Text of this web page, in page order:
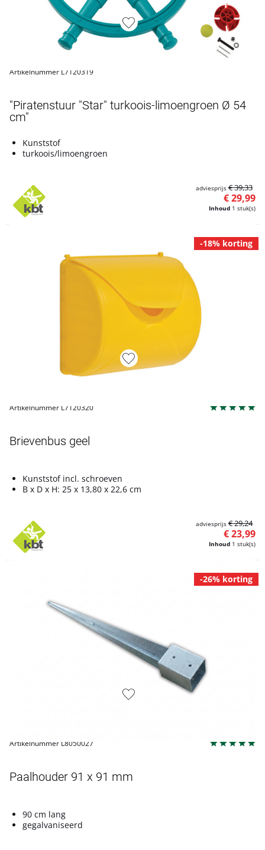
Artikelnummer L7120319
"Piratenstuur "Star" turkoois-limoengroen Ø 54
cm"
Kunststof
turkoois/limoengroen
Inhoud 1 stuk(s)
€ 29,99
adviesprijs € 39,33
-18% korting
Artikelnummer L7120320
Brievenbus geel
Kunststof incl. schroeven
B x D x H: 25 x 13,80 x 22,6 cm
Inhoud 1 stuk(s)
€ 23,99
adviesprijs € 29,24
-26% korting
Artikelnummer L8050027
Paalhouder 91 x 91 mm
90 cm lang
gegalvaniseerd